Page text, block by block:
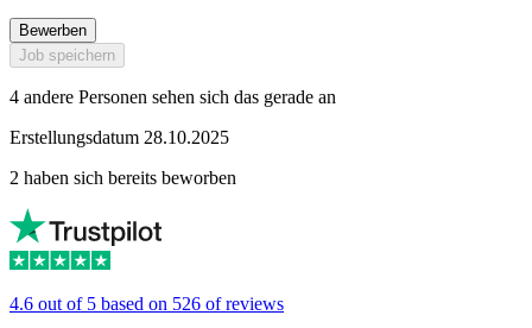
Bewerben
Job speichern
4 andere Personen sehen sich das gerade an
Erstellungsdatum 28.10.2025
2 haben sich bereits beworben
4.6 out of 5 based on 526 of reviews